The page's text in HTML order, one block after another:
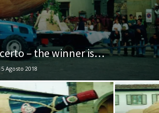
– the winner is…
Agosto 2018